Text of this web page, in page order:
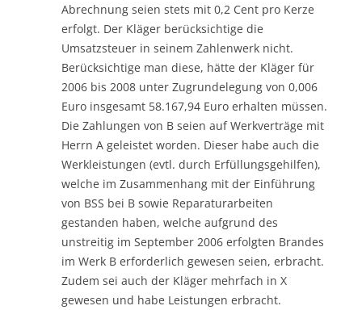
Abrechnung seien stets mit 0,2 Cent pro Kerze
erfolgt. Der Kläger berücksichtige die
Umsatzsteuer in seinem Zahlenwerk nicht.
Berücksichtige man diese, hätte der Kläger für
2006 bis 2008 unter Zugrundelegung von 0,006
Euro insgesamt 58.167,94 Euro erhalten müssen.
Die Zahlungen von B seien auf Werkverträge mit
Herrn A geleistet worden. Dieser habe auch die
Werkleistungen (evtl. durch Erfüllungsgehilfen),
welche im Zusammenhang mit der Einführung
von BSS bei B sowie Reparaturarbeiten
gestanden haben, welche aufgrund des
unstreitig im September 2006 erfolgten Brandes
im Werk B erforderlich gewesen seien, erbracht.
Zudem sei auch der Kläger mehrfach in X
gewesen und habe Leistungen erbracht.